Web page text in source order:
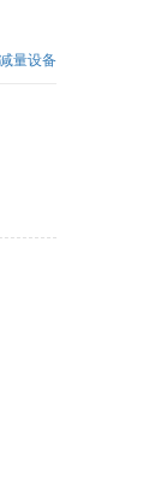
量设备